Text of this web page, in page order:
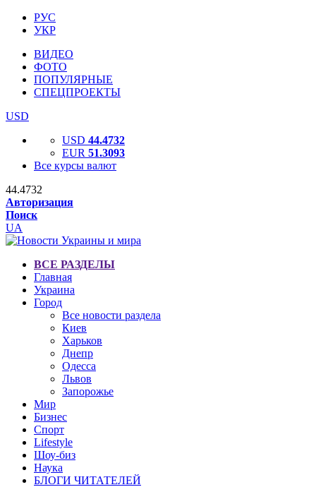
РУС
УКР
ВИДЕО
ФОТО
ПОПУЛЯРНЫЕ
СПЕЦПРОЕКТЫ
USD
USD 44.4732
EUR 51.3093
Все курсы валют
44.4732
Авторизация
Поиск
UA
ВСЕ РАЗДЕЛЫ
Главная
Украина
Город
Все новости раздела
Киев
Харьков
Днепр
Одесса
Львов
Запорожье
Мир
Бизнес
Спорт
Lifestyle
Шоу-биз
Наука
БЛОГИ ЧИТАТЕЛЕЙ